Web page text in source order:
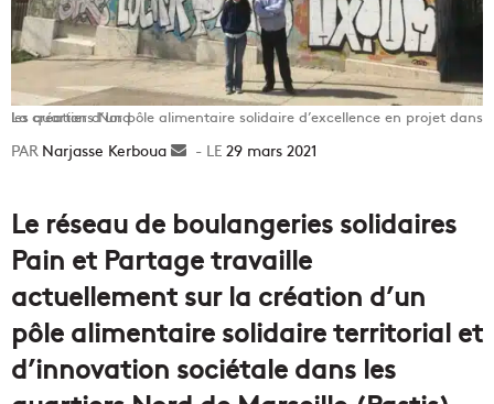
La création d’un pôle alimentaire solidaire d’excellence en projet dans les quartiers Nord
Narjasse Kerboua
Envoyer29 mars 2021
Le réseau de boulangeries solidaires
Pain et Partage travaille
actuellement sur la création d’un
pôle alimentaire solidaire territorial et
d’innovation sociétale dans les